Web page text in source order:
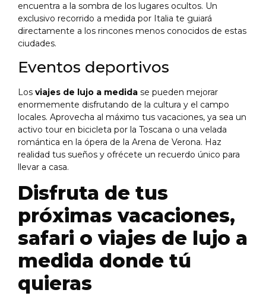
encuentra a la sombra de los lugares ocultos. Un
exclusivo recorrido a medida por Italia te guiará
directamente a los rincones menos conocidos de estas
ciudades.
Eventos deportivos
Los viajes de lujo a medida se pueden mejorar
enormemente disfrutando de la cultura y el campo
locales. Aprovecha al máximo tus vacaciones, ya sea un
activo tour en bicicleta por la Toscana o una velada
romántica en la ópera de la Arena de Verona. Haz
realidad tus sueños y ofrécete un recuerdo único para
llevar a casa.
Disfruta de tus
próximas vacaciones,
safari o viajes de lujo a
medida donde tú
quieras